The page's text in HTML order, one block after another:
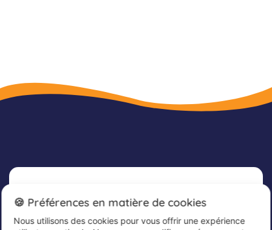
Newsletter
Inscrivez-vous dès maintenant à notre
🍪 Préférences en matière de cookies
Nous utilisons des cookies pour vous offrir une expérience